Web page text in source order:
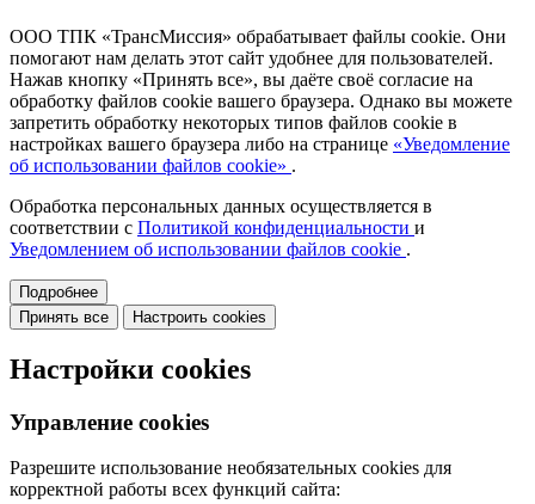
ООО ТПК «ТрансМиссия» обрабатывает файлы cookie. Они
помогают нам делать этот сайт удобнее для пользователей.
Нажав кнопку «Принять все», вы даёте своё согласие на
обработку файлов cookie вашего браузера. Однако вы можете
запретить обработку некоторых типов файлов cookie в
настройках вашего браузера либо на странице «Уведомление
об использовании файлов cookie» .
Обработка персональных данных осуществляется в
соответствии с Политикой конфиденциальности и
Уведомлением об использовании файлов cookie .
Подробнее
Принять все
Настроить cookies
Настройки cookies
Управление cookies
Разрешите использование необязательных cookies для
корректной работы всех функций сайта: